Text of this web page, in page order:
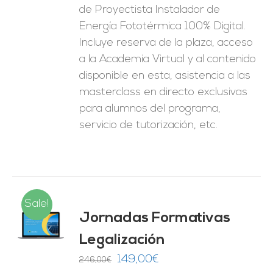
de Proyectista Instalador de
Energía Fototérmica 100% Digital.
Incluye reserva de la plaza, acceso
a la Academia Virtual y al contenido
disponible en esta, asistencia a las
masterclass en directo exclusivas
para alumnos del programa,
servicio de tutorización, etc.
Sale!
Jornadas Formativas
Legalización
246,00€
El
149,00€